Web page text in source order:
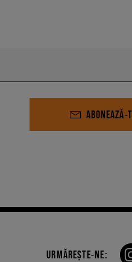
ABONEAZĂ-
URMĂREȘTE-NE: